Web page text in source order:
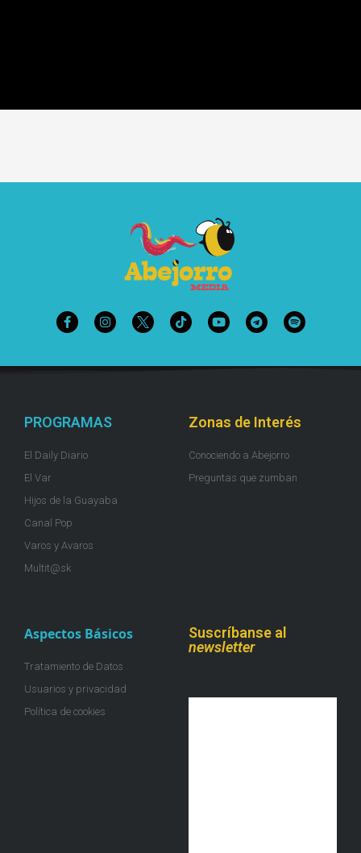
PROGRAMAS
El Daily Diario
El Var
Hijos de la Guayaba
Canal Pop
Varos y Avaros
Multit@sk
Zonas de Interés
Conociendo a Abejorro
Preguntas que zumban
Aspectos Básicos
Tratamiento de Datos
Usuarios y privacidad
Política de cookies
Suscríbanse al
newsletter